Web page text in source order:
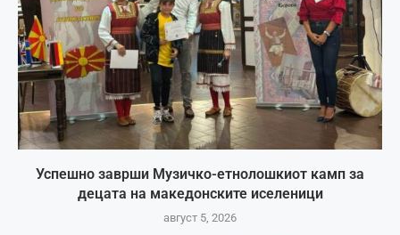
Успешно заврши Музичко-етнолошкиот камп за
децата на македонските иселеници
август 5, 2026